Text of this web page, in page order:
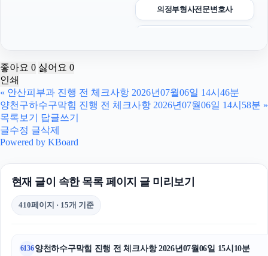
의정부형사전문변호사
용인형사전문변호사
동대문구하수구막힘
좋아요 0 싫어요 0
인쇄
« 안산피부과 진행 전 체크사항 2026년07월06일 14시46분
양천구하수구막힘 진행 전 체크사항 2026년07월06일 14시58분 »
목록보기
답글쓰기
글수정 글삭제
Powered by KBoard
현재 글이 속한 목록 페이지 글 미리보기
410페이지 · 15개 기준
6136양천하수구막힘 진행 전 체크사항 2026년07월06일 15시10분